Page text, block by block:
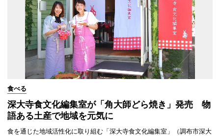
食べる
深大寺食文化編集室が「角大師どら焼き」発売 物
語ある土産で地域を元気に
食を通じた地域活性化に取り組む「深大寺食文化編集室」（調布市深大